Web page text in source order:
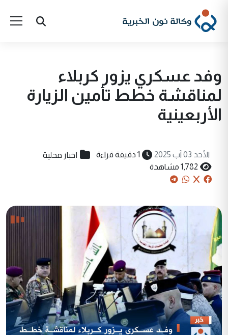
وفد عسكري يزور كربلاء
لمناقشة خطط تأمين الزيارة
الأربعينية
الأحد 03 آب 2025 1 دقيقة قراءة اخبار محلية
1,782 مشاهدة